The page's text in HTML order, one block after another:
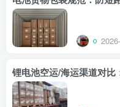
锂电池空运/海运渠道对比